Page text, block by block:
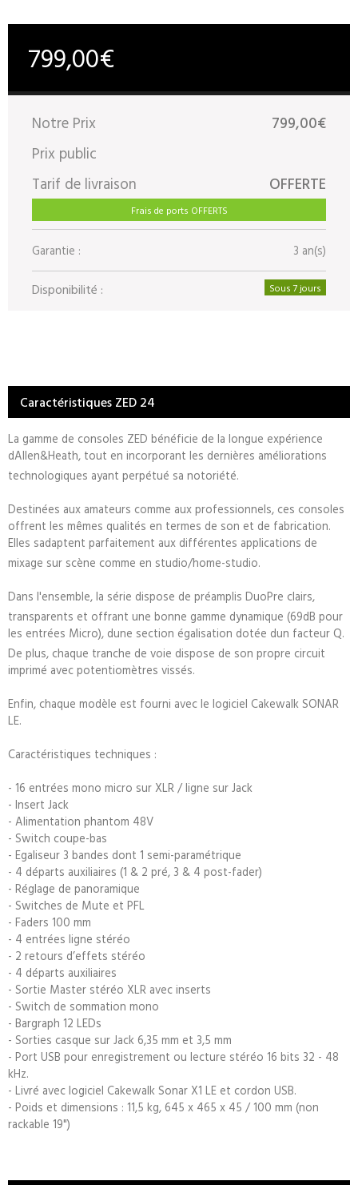
799,00€
Notre Prix
799,00€
Prix public
Tarif de livraison
OFFERTE
Frais de ports OFFERTS
Garantie : 3 an(s)
Disponibilité : Sous 7 jours
Caractéristiques ZED 24
La gamme de consoles ZED bénéficie de la longue expérience
dAllen&Heath, tout en incorporant les dernières améliorations
technologiques ayant perpétué sa notoriété.
Destinées aux amateurs comme aux professionnels, ces consoles
offrent les mêmes qualités en termes de son et de fabrication.
Elles sadaptent parfaitement aux différentes applications de
mixage sur scène comme en studio/home-studio.
Dans l'ensemble, la série dispose de préamplis DuoPre clairs,
transparents et offrant une bonne gamme dynamique (69dB pour
les entrées Micro), dune section égalisation dotée dun facteur Q.
De plus, chaque tranche de voie dispose de son propre circuit
imprimé avec potentiomètres vissés.
Enfin, chaque modèle est fourni avec le logiciel Cakewalk SONAR
LE.
Caractéristiques techniques :
- 16 entrées mono micro sur XLR / ligne sur Jack
- Insert Jack
- Alimentation phantom 48V
- Switch coupe-bas
- Egaliseur 3 bandes dont 1 semi-paramétrique
- 4 départs auxiliaires (1 & 2 pré, 3 & 4 post-fader)
- Réglage de panoramique
- Switches de Mute et PFL
- Faders 100 mm
- 4 entrées ligne stéréo
- 2 retours d’effets stéréo
- 4 départs auxiliaires
- Sortie Master stéréo XLR avec inserts
- Switch de sommation mono
- Bargraph 12 LEDs
- Sorties casque sur Jack 6,35 mm et 3,5 mm
- Port USB pour enregistrement ou lecture stéréo 16 bits 32 - 48
kHz.
- Livré avec logiciel Cakewalk Sonar X1 LE et cordon USB.
- Poids et dimensions : 11,5 kg, 645 x 465 x 45 / 100 mm (non
rackable 19")